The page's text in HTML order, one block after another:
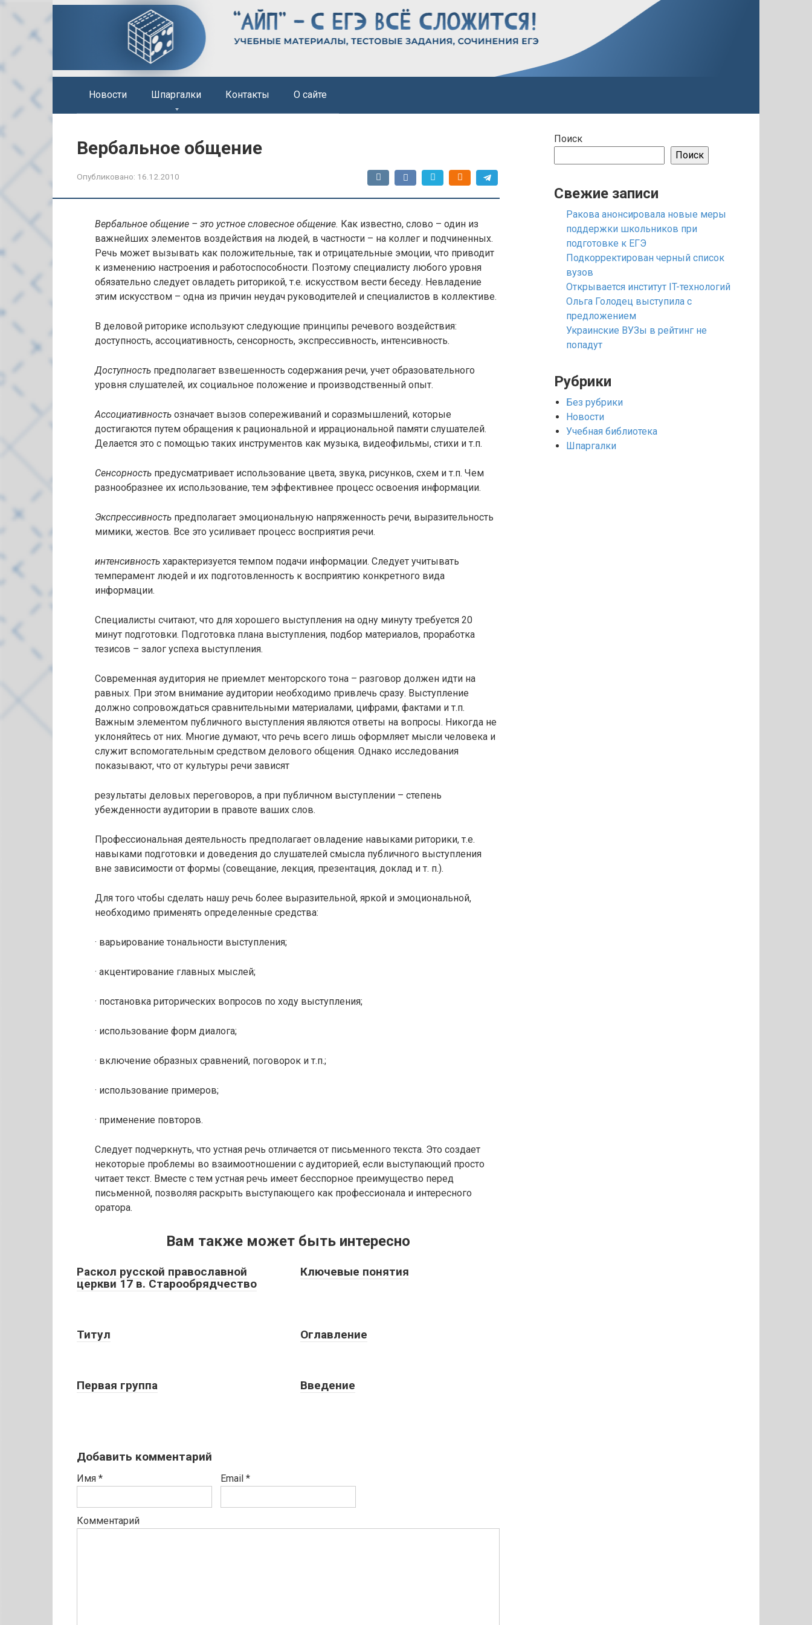
Перейти
контенту
Новости Шпаргалки Контакты О сайте
Вербальное общение
Опубликовано: 16.12.2010
Вербальное общение – это устное словесное общение. Как известно, слово – один из
важнейших элементов воздействия на людей, в частности – на коллег и подчиненных.
Речь может вызывать как положительные, так и отрицательные эмоции, что приводит
к изменению настроения и работоспособности. Поэтому специалисту любого уровня
обязательно следует овладеть риторикой, т.е. искусством вести беседу. Невладение
этим искусством – одна из причин неудач руководителей и специалистов в коллективе.
В деловой риторике используют следующие принципы речевого воздействия:
доступность, ассоциативность, сенсорность, экспрессивность, интенсивность.
Доступность предполагает взвешенность содержания речи, учет образовательного
уровня слушателей, их социальное положение и производственный опыт.
Ассоциативность означает вызов сопереживаний и соразмышлений, которые
достигаются путем обращения к рациональной и иррациональной памяти слушателей.
Делается это с помощью таких инструментов как музыка, видеофильмы, стихи и т.п.
Сенсорность предусматривает использование цвета, звука, рисунков, схем и т.п. Чем
разнообразнее их использование, тем эффективнее процесс освоения информации.
Экспрессивность предполагает эмоциональную напряженность речи, выразительность
мимики, жестов. Все это усиливает процесс восприятия речи.
интенсивность характеризуется темпом подачи информации. Следует учитывать
темперамент людей и их подготовленность к восприятию конкретного вида
информации.
Специалисты считают, что для хорошего выступления на одну минуту требуется 20
минут подготовки. Подготовка плана выступления, подбор материалов, проработка
тезисов – залог успеха выступления.
Современная аудитория не приемлет менторского тона – разговор должен идти на
равных. При этом внимание аудитории необходимо привлечь сразу. Выступление
должно сопровождаться сравнительными материалами, цифрами, фактами и т.п.
Важным элементом публичного выступления являются ответы на вопросы. Никогда не
уклоняйтесь от них. Многие думают, что речь всего лишь оформляет мысли человека и
служит вспомогательным средством делового общения. Однако исследования
показывают, что от культуры речи зависят
результаты деловых переговоров, а при публичном выступлении – степень
убежденности аудитории в правоте ваших слов.
Профессиональная деятельность предполагает овладение навыками риторики, т.е.
навыками подготовки и доведения до слушателей смысла публичного выступления
вне зависимости от формы (совещание, лекция, презентация, доклад и т. п.).
Для того чтобы сделать нашу речь более выразительной, яркой и эмоциональной,
необходимо применять определенные средства:
· варьирование тональности выступления;
· акцентирование главных мыслей;
· постановка риторических вопросов по ходу выступления;
· использование форм диалога;
· включение образных сравнений, поговорок и т.п.;
· использование примеров;
· применение повторов.
Следует подчеркнуть, что устная речь отличается от письменного текста. Это создает
некоторые проблемы во взаимоотношении с аудиторией, если выступающий просто
читает текст. Вместе с тем устная речь имеет бесспорное преимущество перед
письменной, позволяя раскрыть выступающего как профессионала и интересного
оратора.
Вам также может быть интересно
Раскол русской православной
церкви 17 в. Старообрядчество
Ключевые понятия
Титул Оглавление
Первая группа Введение
Добавить комментарий
Имя * Email *
Комментарий
Поиск
Поиск
Свежие записи
Ракова анонсировала новые меры
поддержки школьников при
подготовке к ЕГЭ
Подкорректирован черный список
вузов
Открывается институт IT-технологий
Ольга Голодец выступила с
предложением
Украинские ВУЗы в рейтинг не
попадут
Рубрики
Без рубрики
Новости
Учебная библиотека
Шпаргалки